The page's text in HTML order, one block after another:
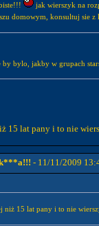
jak wierszyk na
domowym, konsultuj sie
by bylo, jakby w grupach
15 lat pany i to nie
k***a!!! - 11/11/2009
niż 15 lat pany i to nie